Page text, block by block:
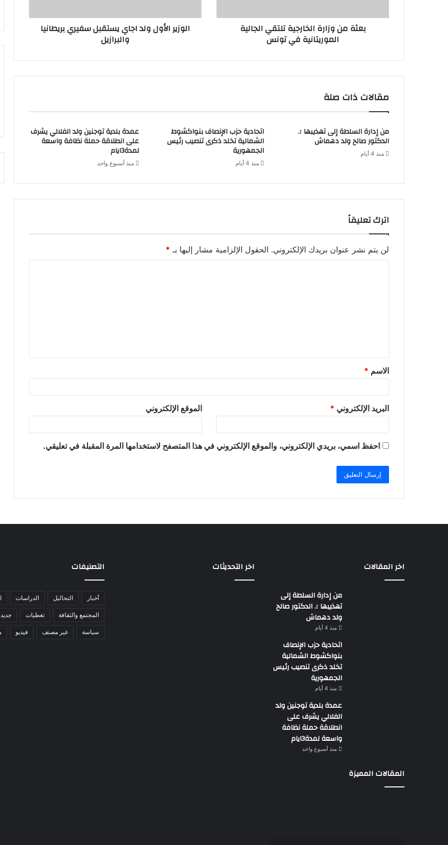
بعثة من وزارة الخارجية تلتقي الجالية
الموريتانية في تونس
الوزير الأول ولد اجاي يستقبل سفيري بريطانيا
والبرازيل
مقالات ذات صلة
من إدارة السلطة إلى تهذيبها ؛.
الدكتور صالح ولد دهماش
منذ 4 أيام
اتحادية حزب الإنصاف بنواكشوط
الشمالية تخلد ذكرى تنصيب رئيس
الجمهورية
منذ 4 أيام
عمدة بلدية توجنين ولد الفلالي يشرف
على انطلاقة حملة نظافة واسعة
لمدة3ايام
منذ أسبوع واحد
اترك تعليقاً
لن يتم نشر عنوان بريدك الإلكتروني. الحقول الإلزامية مشار إليها بـ *
ق
*
الاسم *
البريد الإلكتروني * الموقع الإلكتروني
احفظ اسمي، بريدي الإلكتروني، والموقع الإلكتروني في هذا المتصفح لاستخدامها المرة المقبلة في تعليقي.
اخر المقالات
من إدارة السلطة إلى
تهذيبها ؛. الدكتور صالح
ولد دهماش
منذ 4 أيام
اتحادية حزب الإنصاف
بنواكشوط الشمالية
تخلد ذكرى تنصيب رئيس
الجمهورية
منذ 4 أيام
عمدة بلدية توجنين ولد
الفلالي يشرف على
انطلاقة حملة نظافة
واسعة لمدة3ايام
منذ أسبوع واحد
المقالات المميزة
اخر التحديثات التصنيفات
أخبار التحاليل الدراسات
المجتمع والثقافة تغطيات جديد
سياسة غير مصنف فيديو